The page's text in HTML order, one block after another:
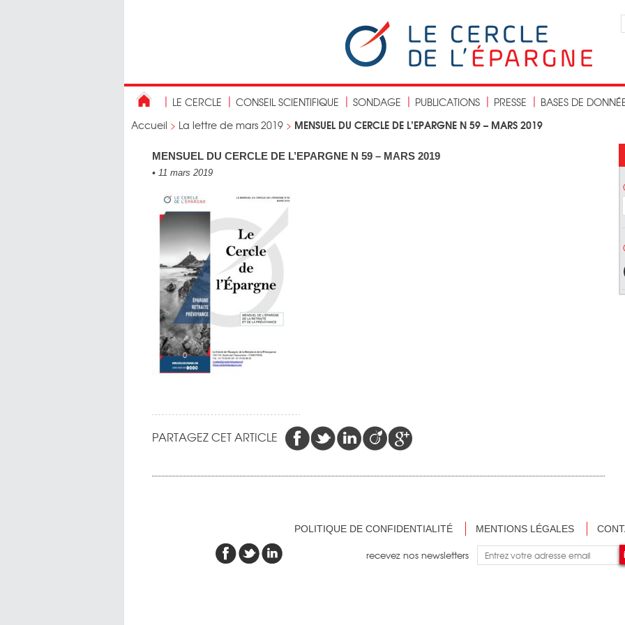
LE CERCLE CONSEIL SCIENTIFIQUE SONDAGE PUBLICATIONS PRESSE
BASES DE
Accueil > La lettre de mars 2019 > MENSUEL DU CERCLE DE L’EPARGNE N 59 – MARS 2019
MENSUEL DU CERCLE DE L’EPARGNE N 59 – MARS 2019
• 11 mars 2019
PARTAGEZ CET ARTICLE
POLITIQUE DE CONFIDENTIALITÉ MENTIONS LÉGALES
recevez nos newsletters